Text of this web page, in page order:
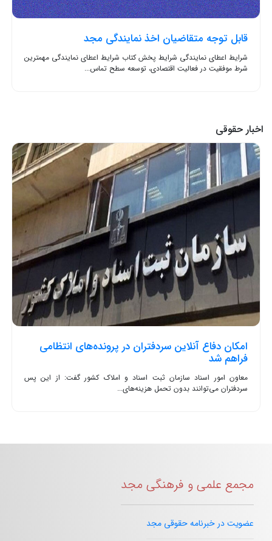
قابل توجه متقاضیان اخذ نمایندگی مجد
شرایط اعطای نمایندگی شرایط پخش کتاب شرایط اعطای نمایندگی مهمترین
شرط موفقیت در فعالیت اقتصادی، توسعه سطح تماس...
اخبار حقوقی
امکان دفاع آنلاین سردفتران در پرونده‌های انتظامی
فراهم شد
معاون امور اسناد سازمان ثبت اسناد و املاک کشور گفت: از این پس
سردفتران می‌توانند بدون تحمل هزینه‌های...
مجمع علمی و فرهنگی مجد
عضویت در خبرنامه حقوقی مجد